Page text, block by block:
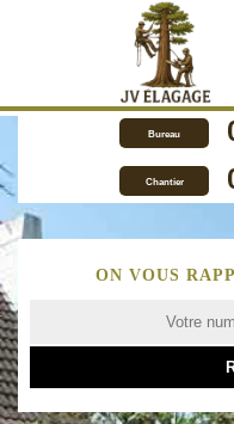
Bureau
Chantier
ON VOUS